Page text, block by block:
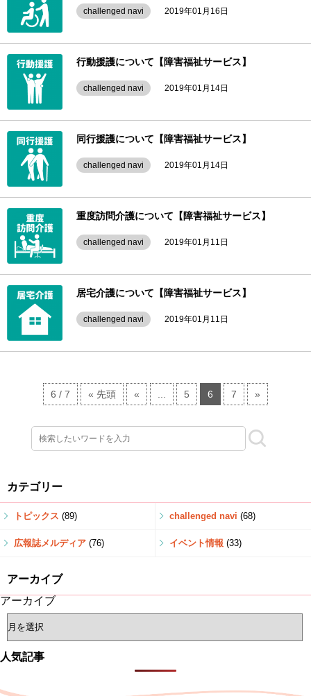
challenged navi 2019年01月16日
行動援護について【障害福祉サービス】
challenged navi 2019年01月14日
同行援護について【障害福祉サービス】
challenged navi 2019年01月14日
重度訪問介護について【障害福祉サービス】
challenged navi 2019年01月11日
居宅介護について【障害福祉サービス】
challenged navi 2019年01月11日
6 / 7 « 先頭 « 5 6 7 »
カテゴリー
トピックス (89) challenged navi (68)
広報誌メルディア (76) イベント情報 (33)
アーカイブ
アーカイブ
人気記事